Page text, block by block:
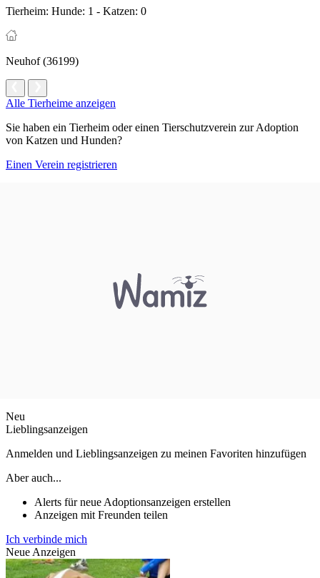
Tierheim: Hunde: 1 - Katzen: 0
Neuhof (36199)
Alle Tierheime anzeigen
Sie haben ein Tierheim oder einen Tierschutzverein zur Adoption
von Katzen und Hunden?
Einen Verein registrieren
Neu
Lieblingsanzeigen
Anmelden und Lieblingsanzeigen zu meinen Favoriten hinzufügen
Aber auch...
Alerts für neue Adoptionsanzeigen erstellen
Anzeigen mit Freunden teilen
Ich verbinde mich
Neue Anzeigen